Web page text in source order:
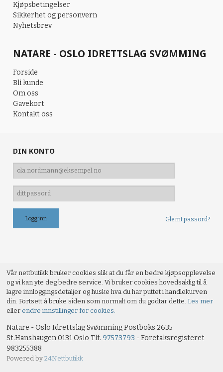
Kjøpsbetingelser
Sikkerhet og personvern
Nyhetsbrev
NATARE - OSLO IDRETTSLAG SVØMMING
Forside
Bli kunde
Om oss
Gavekort
Kontakt oss
DIN KONTO
Glemt passord?
Vår nettbutikk bruker cookies slik at du får en bedre kjøpsopplevelse
og vi kan yte deg bedre service. Vi bruker cookies hovedsaklig til å
lagre innloggingsdetaljer og huske hva du har puttet i handlekurven
din. Fortsett å bruke siden som normalt om du godtar dette.Les mer
eller endre innstillinger for cookies.
Natare - Oslo Idrettslag Svømming Postboks 2635
St.Hanshaugen 0131 Oslo Tlf.97573793 - Foretaksregisteret
983255388
Powered by24Nettbutikk